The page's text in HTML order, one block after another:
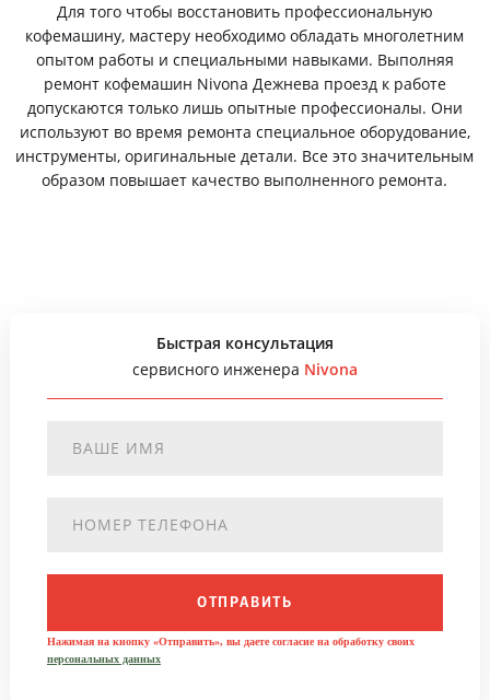
Для того чтобы восстановить профессиональную
кофемашину, мастеру необходимо обладать многолетним
опытом работы и специальными навыками. Выполняя
ремонт кофемашин Nivona Дежнева проезд к работе
допускаются только лишь опытные профессионалы. Они
используют во время ремонта специальное оборудование,
инструменты, оригинальные детали. Все это значительным
образом повышает качество выполненного ремонта.
Быстрая консультация
сервисного инженера Nivona
ОТПРАВИТЬ
Нажимая на кнопку «Отправить», вы даете согласие на обработку своих
персональных данных